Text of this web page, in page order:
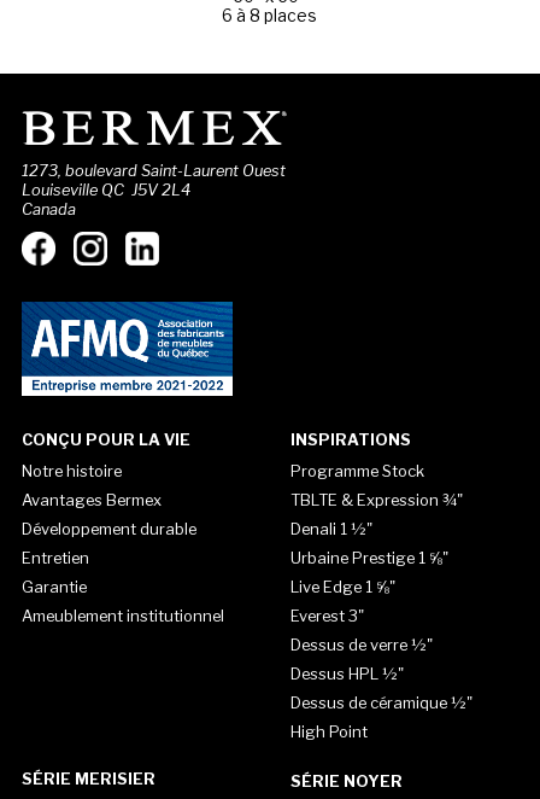
6 à 8 places
1273, boulevard Saint-Laurent Ouest
Louiseville QC J5V 2L4
Canada
CONÇU POUR LA VIE
Notre histoire
Avantages Bermex
Développement durable
Entretien
Garantie
Ameublement institutionnel
INSPIRATIONS
Programme Stock
TBLTE & Expression ¾"
Denali 1 ½"
Urbaine Prestige 1 ⅝"
Live Edge 1 ⅝"
Everest 3"
Dessus de verre ½"
Dessus HPL ½"
Dessus de céramique ½"
High Point
SÉRIE MERISIER SÉRIE NOYER